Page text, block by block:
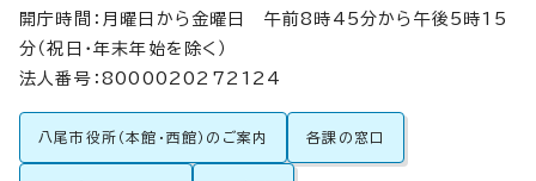
開庁時間：月曜日から金曜日 午前8時45分から午後5時15
分（祝日・年末年始を除く）
法人番号：8000020272124
八尾市役所（本館・西館）のご案内 各課の窓口